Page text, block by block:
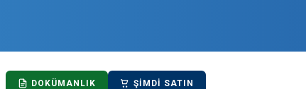
DOKÜMANLIK ŞIMDI SATIN